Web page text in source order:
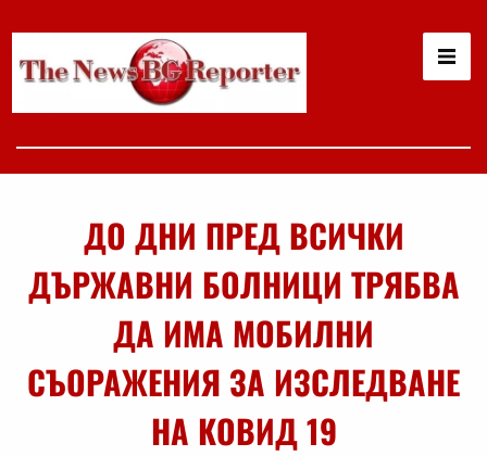
ДО ДНИ ПРЕД ВСИЧКИ
ДЪРЖАВНИ БОЛНИЦИ ТРЯБВА
ДА ИМА МОБИЛНИ
СЪОРАЖЕНИЯ ЗА ИЗСЛЕДВАНЕ
НА КОВИД 19